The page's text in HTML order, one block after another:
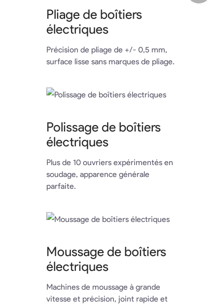
Pliage de boîtiers
électriques
Précision de pliage de +/- 0,5 mm,
surface lisse sans marques de pliage.
Polissage de boîtiers
électriques
Plus de 10 ouvriers expérimentés en
soudage, apparence générale
parfaite.
Moussage de boîtiers
électriques
Machines de moussage à grande
vitesse et précision, joint rapide et